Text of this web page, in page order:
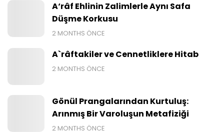
A‘râf Ehlinin Zalimlerle Aynı Safa
Düşme Korkusu
2 MONTHS ÖNCE
A`râftakiler ve Cennetliklere Hitab
2 MONTHS ÖNCE
Gönül Prangalarından Kurtuluş:
Arınmış Bir Varoluşun Metafiziği
2 MONTHS ÖNCE